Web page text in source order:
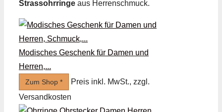
Strass­ohrringe aus Herrenschmuck.
Modisches Geschenk für Damen und
Herren,...
Zum Shop *
Preis inkl. MwSt., zzgl.
Versandkosten